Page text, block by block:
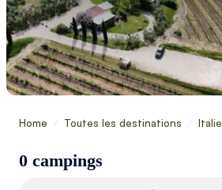
Home / Toutes les destinations / Italie
0 campings